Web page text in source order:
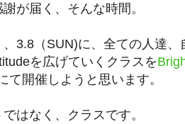
が届く、そんな時間。
、3.8（SUN)に、全ての人達
を広げていくクラスを
て開催しようと思います。
はなく、クラスです。